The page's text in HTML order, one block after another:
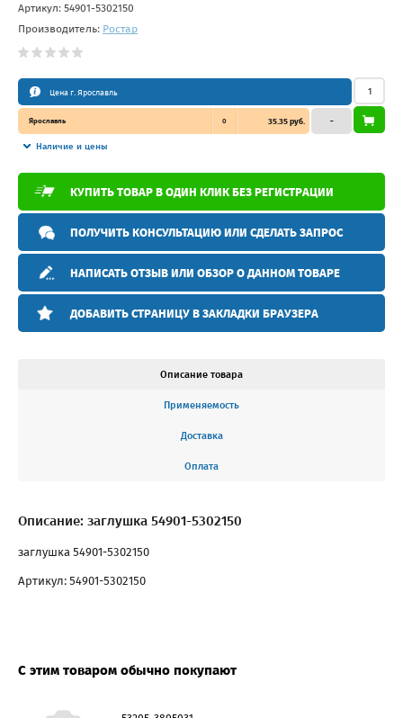
Артикул: 54901-5302150
Производитель: Ростар
Цена г. Ярославль
Ярославль 0 35.35 руб.
Наличие и цены
–
КУПИТЬ ТОВАР В ОДИН КЛИК БЕЗ РЕГИСТРАЦИИ
ПОЛУЧИТЬ КОНСУЛЬТАЦИЮ ИЛИ СДЕЛАТЬ ЗАПРОС
НАПИСАТЬ ОТЗЫВ ИЛИ ОБЗОР О ДАННОМ ТОВАРЕ
ДОБАВИТЬ СТРАНИЦУ В ЗАКЛАДКИ БРАУЗЕРА
Описание товара
Применяемость
Доставка
Оплата
Описание: заглушка 54901-5302150
заглушка 54901-5302150
Артикул: 54901-5302150
С этим товаром обычно покупают